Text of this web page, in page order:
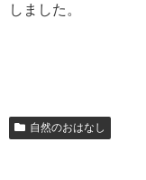
しました。
自然のおはなし